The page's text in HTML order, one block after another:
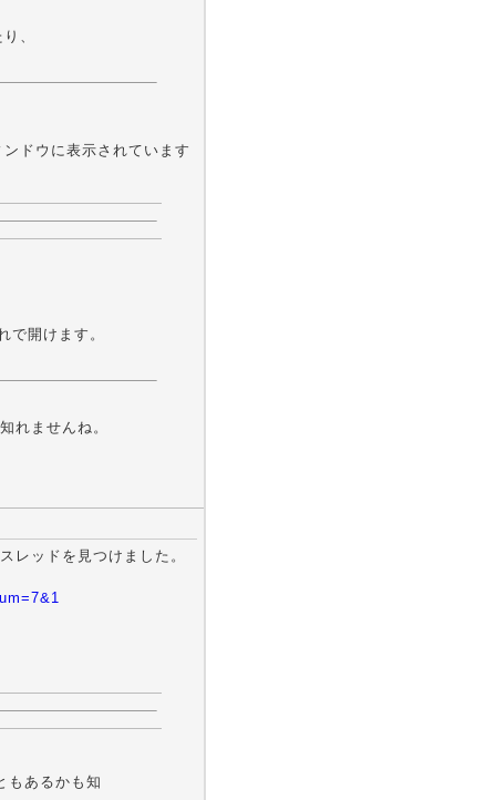
、
ドウに表示されています
開けます。
れませんね。
レッドを見つけました。
もあるかも知